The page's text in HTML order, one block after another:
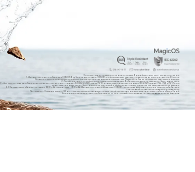
Описание продукта приведено только для справки. Внешний вид и цвет могут немного отличаться.
1. Данные получены из лаборатории HONOR. В лабораторных условиях HONOR телефон выдержал падение с гладкого гранитного пола с высоты 2,5 метра.
Однако, это хрупкое электронное устройство, поэтому при падении возможны повреждения. Пожалуйста, будьте осторожны с падениями и ударами.
2. Телефон не является профессионально водонепроницаемым. В обычных условиях он защищен от брызг, воды и пыли.
Он был протестирован в лабораторных условиях и соответствует стандарту ISO 20653:2023 уровня IP69K, а также международному стандарту IEC 60529 уровней IP66, IP68 и IP69. Тем не
менее, защита от воды, пыли и брызг не является постоянной, и эффективность может снижаться при ежедневном использовании.
3. Обычная емкость батареи составляет 8300 mAh, номинальная — 8100 mAh. Данные получены в лаборатории HONOR с использованием модели расчета срока службы батареи,
имитирующей условия использования пользователем.
При громкости 8 уровня и яркости 150 нит, с просмотром видео, звонками и играми, телефон переходит в режим ожидания и может работать более 3 дней.
Фактическая продолжительность работы зависит от сети, условий использования, личных привычек и других факторов.